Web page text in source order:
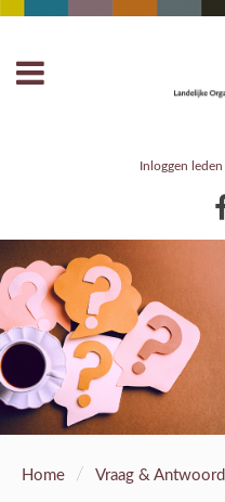
Inloggen leden
Home / Vraag & Antwoord